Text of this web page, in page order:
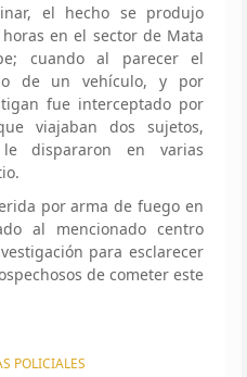
el hecho se produjo
en el sector de Mata
cuando al parecer el
de un vehículo, y por
fue interceptado por
viajaban dos sujetos,
dispararon en varias
por arma de fuego en
al mencionado centro
para esclarecer
de cometer este
POLICIALES